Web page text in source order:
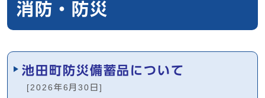
消防・防災
メインメニュー
池田町防災備蓄品について
[2026年6月30日]